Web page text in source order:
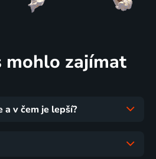
mohlo zajímat
a v čem je lepší?